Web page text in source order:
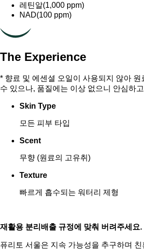
레틴알(1,000 ppm)
NAD(100 ppm)
The Experience
* 향료 및 에센셜 오일이 사용되지 않아 원
수 있으나, 품질에는 이상 없으니 안심하
Skin Type
모든 피부 타입
Scent
무향 (원료의 고유취)
Texture
빠르게 흡수되는 워터리 제형
재활용 분리배출 규정에 맞춰 버려주세요.
퓨리토 서울은 지속 가능성을 추구하며